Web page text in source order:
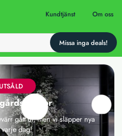
Kundtjänst Om oss
gått ut, men vi släpper nya
dag!